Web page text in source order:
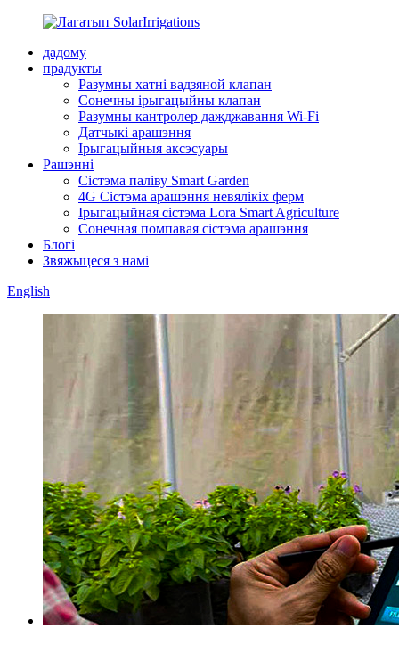
дадому
прадукты
Разумны хатні вадзяной клапан
Сонечны ірыгацыйны клапан
Разумны кантролер дажджавання Wi-Fi
Датчыкі арашэння
Ірыгацыйныя аксэсуары
Рашэнні
Сістэма паліву Smart Garden
4G Сістэма арашэння невялікіх ферм
Ірыгацыйная сістэма Lora Smart Agriculture
Сонечная помпавая сістэма арашэння
Блогі
Звяжыцеся з намі
English